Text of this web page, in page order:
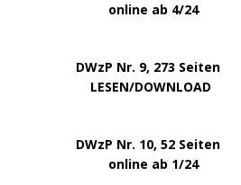
online ab 4/24
DWzP Nr. 9, 273 Seiten
LESEN/DOWNLOAD
DWzP Nr. 10, 52 Seiten
online ab 1/24